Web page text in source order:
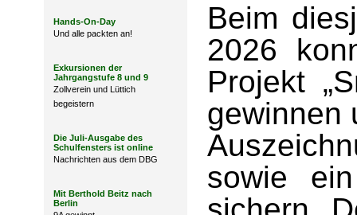
Hands-On-Day
Und alle packten an!
Exkursionen der
Jahrgangstufe 8 und 9
Zollverein und Lüttich
begeistern
Die Juli-Ausgabe des
Schulfensters ist online
Nachrichten aus dem DBG
Mit Berthold Beitz nach
Berlin
Beim
2026
Projekt
gewinnen
sowie